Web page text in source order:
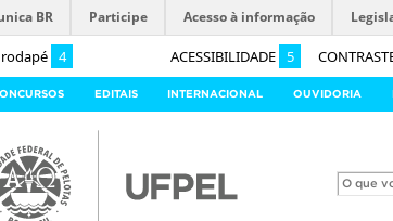
4 ACESSIBILIDADE 5
BR Participe Acesso à informação
EDITAIS INTERNACIONAL OUVIDORIA